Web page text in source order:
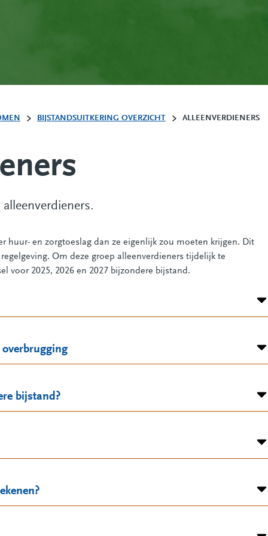
BIJSTANDSUITKERING OVERZICHT ALLEENVERDIENERS
huur- en zorgtoeslag dan ze eigenlijk zou moeten krijgen. Dit
Om deze groep alleenverdieners tijdelijk te
voor 2025, 2026 en 2027 bijzondere bijstand.
bijstand?